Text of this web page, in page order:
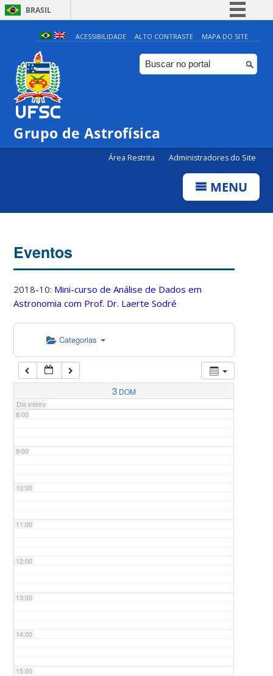
BRASIL
Simplifique!
Comunica BR
Participe
ACESSIBILIDADE ALTO CONTRASTE MAPA DO SITE
Grupo de Astrofísica
Área Restrita Administradores do Site
MENU
Eventos
2018-10: Mini-curso de Análise de Dados em
Astronomia com Prof. Dr. Laerte Sodré
Categorias
3 DOM
Dia inteiro
4:00
5:00
7:00
8:00
9:00
10:00
11:00
12:00
13:00
14:00
15:00